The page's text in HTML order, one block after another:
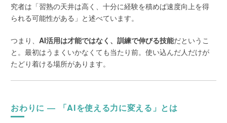
究者は「習熟の天井は高く、十分に経験を積めば速度向上を得
られる可能性がある」と述べています。
つまり、AI活用は才能ではなく、訓練で伸びる技能だというこ
と。最初はうまくいかなくても当たり前。使い込んだ人だけが
たどり着ける場所があります。
おわりに ― 「AIを使える力に変える」とは